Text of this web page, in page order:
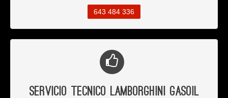
643 484 336
Servicio Tecnico Lamborghini Gasoil